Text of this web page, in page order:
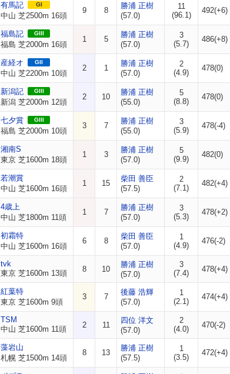
有馬記 GI
中山 芝2500m 16頭
9 8
勝浦 正樹
(57.0)
11
(96.1)
492(+6)
福島記 GIII
福島 芝2000m 16頭
1 5
勝浦 正樹
(57.0)
3
(5.7)
486(+8)
産経オ GII
中山 芝2200m 10頭
2 1
勝浦 正樹
(57.0)
2
(4.9)
478(0)
新潟記 GIII
新潟 芝2000m 12頭
2 10
勝浦 正樹
(55.0)
5
(8.8)
478(0)
七夕賞 GIII
福島 芝2000m 10頭
3 7
勝浦 正樹
(55.0)
3
(5.9)
478(-4)
湘南S
東京 芝1600m 18頭
1 3
勝浦 正樹
(57.0)
5
(9.9)
482(0)
若潮賞
中山 芝1600m 16頭
1 15
柴田 善臣
(57.5)
2
(7.1)
482(+4)
4歳上
中山 芝1800m 11頭
1 7
勝浦 正樹
(57.0)
3
(5.3)
478(+2)
初霜特
中山 芝1600m 16頭
6 8
柴田 善臣
(57.0)
1
(4.9)
476(-2)
tvk
東京 芝1600m 13頭
8 10
勝浦 正樹
(57.0)
3
(7.4)
478(+4)
紅葉特
東京 芝1600m 9頭
3 7
後藤 浩輝
(57.0)
1
(2.1)
474(+4)
TSM
中山 芝1600m 11頭
2 11
四位 洋文
(57.0)
2
(4.0)
470(-2)
藻岩山
札幌 芝1500m 14頭
8 13
勝浦 正樹
(57.5)
1
(3.5)
472(+4)